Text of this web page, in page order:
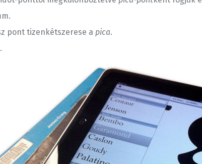
pont tizenkétszerese a pica.